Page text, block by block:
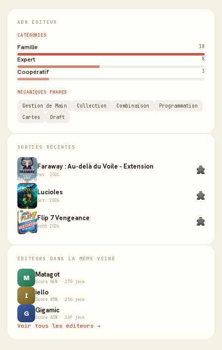
ADN ÉDITEUR
CATÉGORIES
Famille 18
Expert 8
Coopératif 3
MÉCANIQUES PHARES
Gestion de Main Collection Combinaison
Programmation
Cartes
Draft
SORTIES RÉCENTES
Faraway : Au-delà du Voile - Extension
nov. 2026
Lucioles
oct. 2026
Flip 7 Vengeance
août 2026
ÉDITEURS DANS LA MÊME VEINE
M Matagot
Score 86% · 270 jeux
I iello
Score 85% · 250 jeux
G Gigamic
Score 83% · 149 jeux
Voir tous les éditeurs →